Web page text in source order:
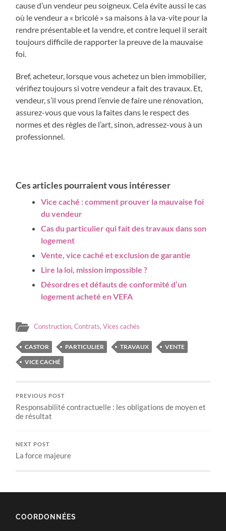
cause d’un vendeur peu soigneux. Cela évite aussi le cas
où le vendeur a « bricolé » sa maisons à la va-vite pour la
rendre présentable et la vendre, et contre lequel il serait
toujours difficile de rapporter la preuve de la mauvaise
foi.
Bref, acheteur, lorsque vous achetez un bien immobilier,
vérifiez toujours si votre vendeur a fait des travaux. Et,
vendeur, s’il vous prend l’envie de faire une rénovation,
assurez-vous que vous la faites dans le respect des
normes et des règles de l’art, sinon, adressez-vous à un
professionnel.
Ces articles pourraient vous intéresser
Vice caché : comment prouver la mauvaise foi
du vendeur
Cas du particulier qui fait des travaux dans son
logement
Vente, vice caché et exclusion de garantie
Lire la loi, mission impossible ?
Désordres et défauts de conformité d’un
logement acheté en VEFA
Construction,Contrats,Vices cachés
CASTOR PARTICULIER TRAVAUX
VENTE
VICE CACHÉ
PREVIOUS POST
Responsabilité contractuelle : les obligations de moyen et
de résultat
NEXT POST
La force majeure
COORDONNÉES